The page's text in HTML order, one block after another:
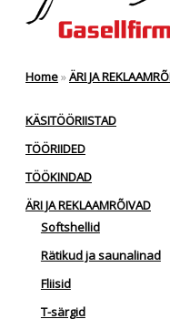
Home»ÄRI JA
KÄSITÖÖRIISTAD
TÖÖRIIDED
TÖÖKINDAD
ÄRI JA REKLAAMRÕIVAD
Softshellid
Rätikud ja saunalinad
Fliisid
T-särgid